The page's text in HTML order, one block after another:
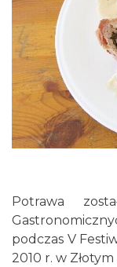
Potrawa
podczas V
2010 r. w